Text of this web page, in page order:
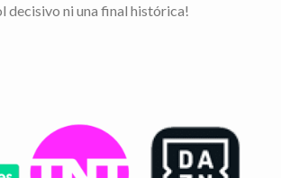
decisivo ni una final histórica!